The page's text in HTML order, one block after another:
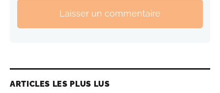
Laisser un commentaire
ARTICLES LES PLUS LUS